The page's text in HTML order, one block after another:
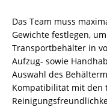
Das Team muss
Gewichte festlegen,
Transportbehälter in
Aufzug- sowie
Auswahl des
Kompatibilität mit den